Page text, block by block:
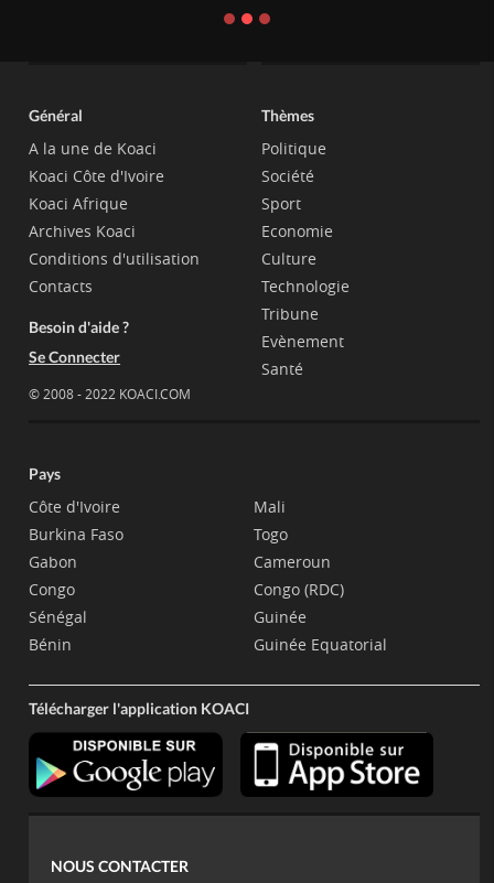
Général
A la une de Koaci
Koaci Côte d'Ivoire
Koaci Afrique
Archives Koaci
Conditions d'utilisation
Contacts
Besoin d'aide ?
Se Connecter
© 2008 - 2022 KOACI.COM
Thèmes
Politique
Société
Sport
Economie
Culture
Technologie
Tribune
Evènement
Santé
Pays
Côte d'Ivoire
Burkina Faso
Gabon
Congo
Sénégal
Bénin
Mali
Togo
Cameroun
Congo (RDC)
Guinée
Guinée Equatorial
Télécharger l'application KOACI
NOUS CONTACTER